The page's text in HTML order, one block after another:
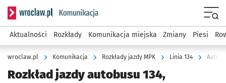
Serwis informacyjny wroclaw.pl podserwis: Komunikacja
Aktualności Rozkłady Komunikacja miejska Zmiany Piesi
wroclaw.pl Komunikacja Rozkłady jazdy MPK Linia 134
Rozkład jazdy autobusu 134,